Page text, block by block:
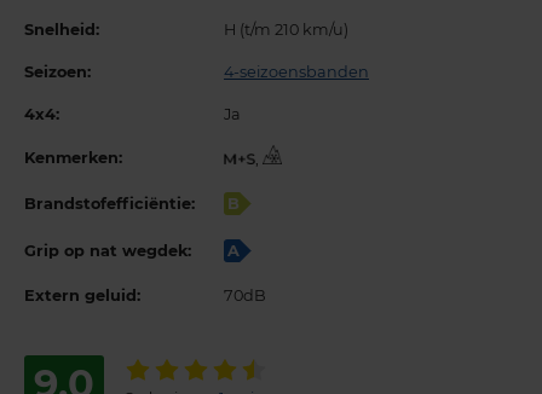
Snelheid: H (t/m 210 km/u)
Seizoen: 4-seizoensbanden
4x4: Ja
Kenmerken: ,
Brandstofefficiëntie: B
Grip op nat wegdek: A
Extern geluid: 70dB
9,0